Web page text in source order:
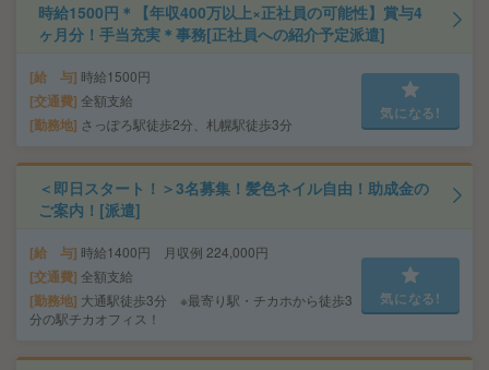
時給1500円＊【年収400万以上×正社員の可能性】賞与4
ヶ月分！手当充実＊事務[正社員への紹介予定派遣]
給 与 時給1500円
交通費 全額支給
勤務地 さっぽろ駅徒歩2分、札幌駅徒歩3分
気になる!
＜即日スタート！＞3名募集！髪色ネイル自由！助成金の
ご案内！[派遣]
給 与 時給1400円 月収例 224,000円
交通費 全額支給
勤務地 大通駅徒歩3分 ※最寄り駅・チカホから徒歩3
分の駅チカオフィス！
気になる!